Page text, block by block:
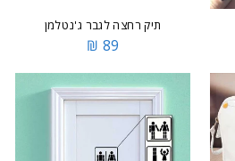
תיק רחצה לגבר ג'נטלמן
89 ₪